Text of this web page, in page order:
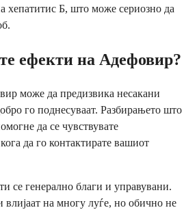
хепатитис Б, што може сериозно да
ефекти на Адефовир?
може да предизвика несакани
го поднесуваат. Разбирањето што
да се чувствувате
да го контактирате вашиот
се генерално благи и управувани.
влијаат на многу луѓе, но обично не